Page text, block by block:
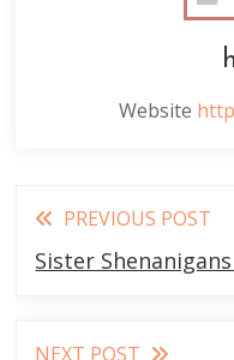
Website
Read
more
PREVIOUS POST
Sister
NEXT POST